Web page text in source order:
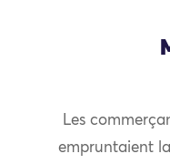
Les
empruntaient